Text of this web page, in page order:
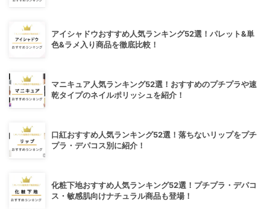
アイシャドウおすすめ人気ランキング52選！パレット&単
色&ラメ入り商品を徹底比較！
マニキュア人気ランキング52選！おすすめのプチプラや速
乾タイプのネイルポリッシュを紹介！
口紅おすすめ人気ランキング52選！落ちないリップをプチ
プラ・デパコス別に紹介！
化粧下地おすすめ人気ランキング52選！プチプラ・デパコ
ス・敏感肌向けナチュラル商品も登場！